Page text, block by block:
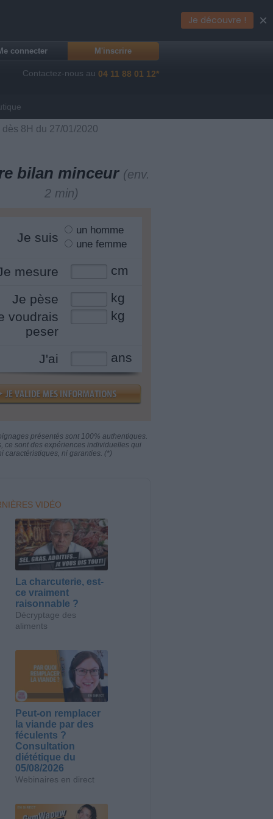
connecter M'inscrire
Contactez-nous au 04 11 88 01 12*
8H du 27/01/2020
bilan minceur (env.
2 min)
Je suis
un homme
une femme
mesure cm
Je pèse
kg
voudrais
peser
kg
J'ai ans
présentés sont 100% authentiques.
ce sont des expériences individuelles qui
caractéristiques, ni garanties. (*)
VIDÉO
La charcuterie, est-
ce vraiment
raisonnable ?
Décryptage des
aliments
Peut-on remplacer
la viande par des
féculents ?
Consultation
diététique du
05/08/2026
Webinaires en direct
Je découvre ! ×